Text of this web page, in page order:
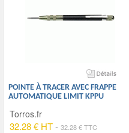
POINTE À TRACER AVEC FRAPPE
AUTOMATIQUE LIMIT KPPU
Torros.fr
32.28 € HT - 32.28 € TTC